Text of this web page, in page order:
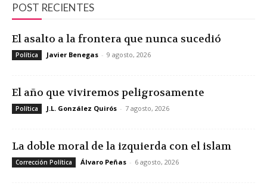
POST RECIENTES
El asalto a la frontera que nunca sucedió
Política Javier Benegas - 9 agosto, 2026
El año que viviremos peligrosamente
Política J.L. González Quirós - 7 agosto, 2026
La doble moral de la izquierda con el islam
Corrección Política Álvaro Peñas - 6 agosto, 2026